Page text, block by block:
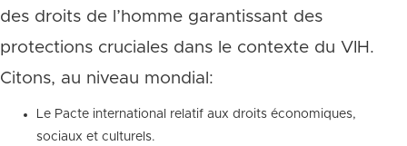
des droits de l’homme garantissant des
protections cruciales dans le contexte du VIH.
Citons, au niveau mondial:
Le Pacte international relatif aux droits économiques,
sociaux et culturels.